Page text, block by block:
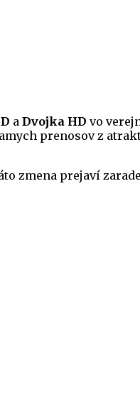
a Dvojka HD vo
prenosov z
zmena prejaví